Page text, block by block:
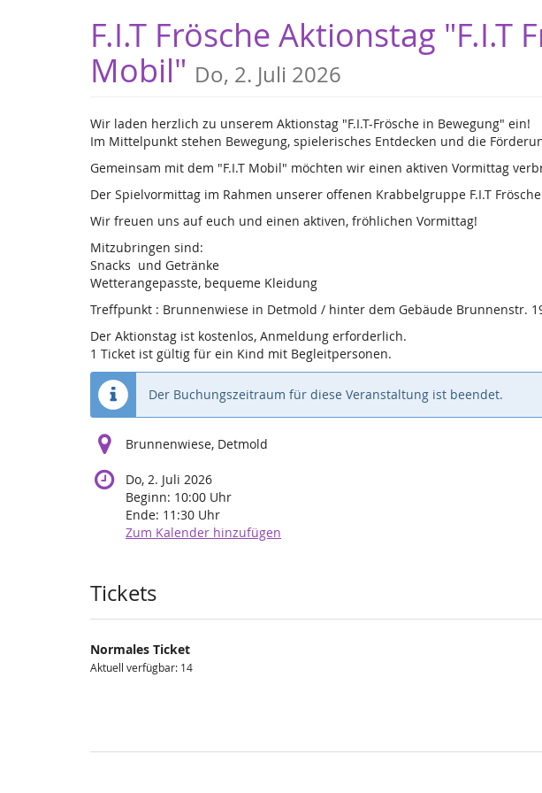
F.I.T Frösche Aktionstag "F.I.T
Mobil" Do, 2. Juli 2026
Wir laden herzlich zu unserem Aktionstag "F.I.T-Frösche in Bewegung" ein!
Im Mittelpunkt stehen Bewegung, spielerisches Entdecken und die
Gemeinsam mit dem "F.I.T Mobil" möchten wir einen aktiven Vormittag
Der Spielvormittag im Rahmen unserer offenen Krabbelgruppe F.I.T
Wir freuen uns auf euch und einen aktiven, fröhlichen Vormittag!
Mitzubringen sind:
Snacks und Getränke
Wetterangepasste, bequeme Kleidung
Treffpunkt : Brunnenwiese in Detmold / hinter dem Gebäude Brunnenstr.
Der Aktionstag ist kostenlos, Anmeldung erforderlich.
1 Ticket ist gültig für ein Kind mit Begleitpersonen.
Der Buchungszeitraum für diese Veranstaltung ist beendet.
Brunnenwiese, Detmold
Do, 2. Juli 2026
Beginn: 10:00 Uhr
Ende: 11:30 Uhr
Zum Kalender hinzufügen
Produkte
Tickets
Normales Ticket
Aktuell verfügbar: 14